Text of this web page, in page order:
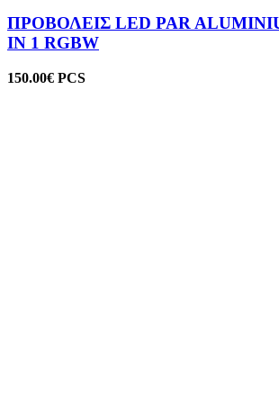
ΠΡΟΒΟΛΕΙΣ LED PAR
IN 1 RGBW
150.00€ PCS